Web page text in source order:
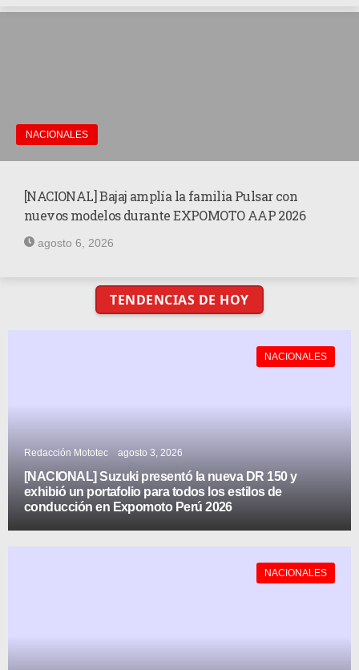
NACIONALES
[NACIONAL] Bajaj amplía la familia Pulsar con
nuevos modelos durante EXPOMOTO AAP 2026
agosto 6, 2026
TENDENCIAS DE HOY
Redacción Mototec agosto 3, 2026
[NACIONAL] Suzuki presentó la nueva DR 150 y
exhibió un portafolio para todos los estilos de
conducción en Expomoto Perú 2026
NACIONALES
NACIONALES